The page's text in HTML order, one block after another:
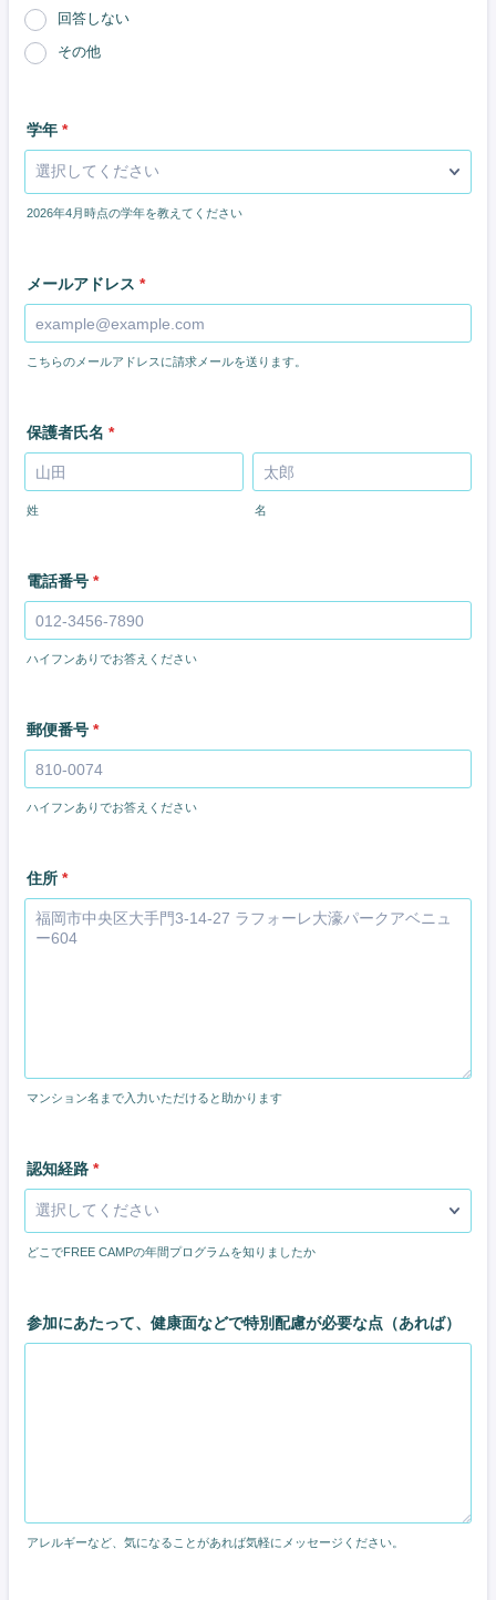
回答しない
その他
学年 *
2026年4月時点の学年を教えてください
メールアドレス *
こちらのメールアドレスに請求メールを送ります。
保護者氏名 *
姓 名
電話番号 *
ハイフンありでお答えください
郵便番号 *
ハイフンありでお答えください
住所 *
マンション名まで入力いただけると助かります
認知経路 *
どこでFREE CAMPの年間プログラムを知りましたか
参加にあたって、健康面などで特別配慮が必要な点（あれば）
アレルギーなど、気になることがあれば気軽にメッセージください。